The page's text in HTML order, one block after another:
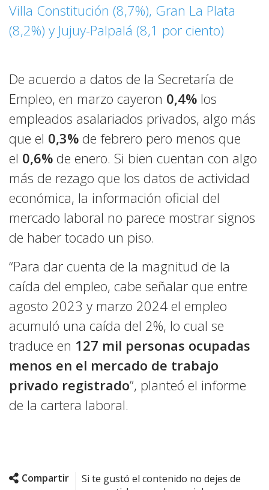
Villa Constitución (8,7%), Gran La Plata
(8,2%) y Jujuy-Palpalá (8,1 por ciento)
De acuerdo a datos de la Secretaría de
Empleo, en marzo cayeron 0,4% los
empleados asalariados privados, algo más
que el 0,3% de febrero pero menos que
el 0,6% de enero. Si bien cuentan con algo
más de rezago que los datos de actividad
económica, la información oficial del
mercado laboral no parece mostrar signos
de haber tocado un piso.
“Para dar cuenta de la magnitud de la
caída del empleo, cabe señalar que entre
agosto 2023 y marzo 2024 el empleo
acumuló una caída del 2%, lo cual se
traduce en 127 mil personas ocupadas
menos en el mercado de trabajo
privado registrado”, planteó el informe
de la cartera laboral.
Compartir
Si te gustó el contenido no dejes de